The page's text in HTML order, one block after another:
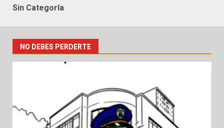
Sin Categoría
NO DEBES PERDERTE